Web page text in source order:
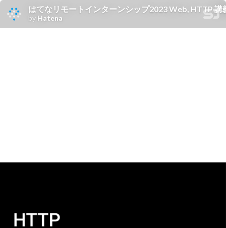
はてなリモートインターンシップ2023 Web, HTTP 講
by Hatena